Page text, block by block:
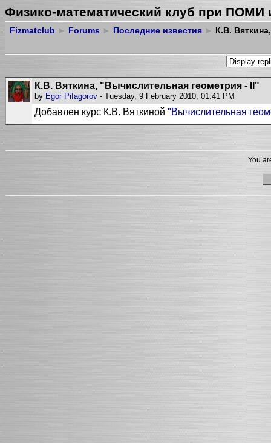
Физико-математический клуб при ПОМИ
Fizmatclub ► Forums ► Последние известия ► К.В.
К.В. Вяткина, "Вычислительная геометрия - II"
by Egor Pifagorov - Tuesday, 9 February 2010, 01:41 PM
Добавлен курс К.В. Вяткиной "Вычислительная
You